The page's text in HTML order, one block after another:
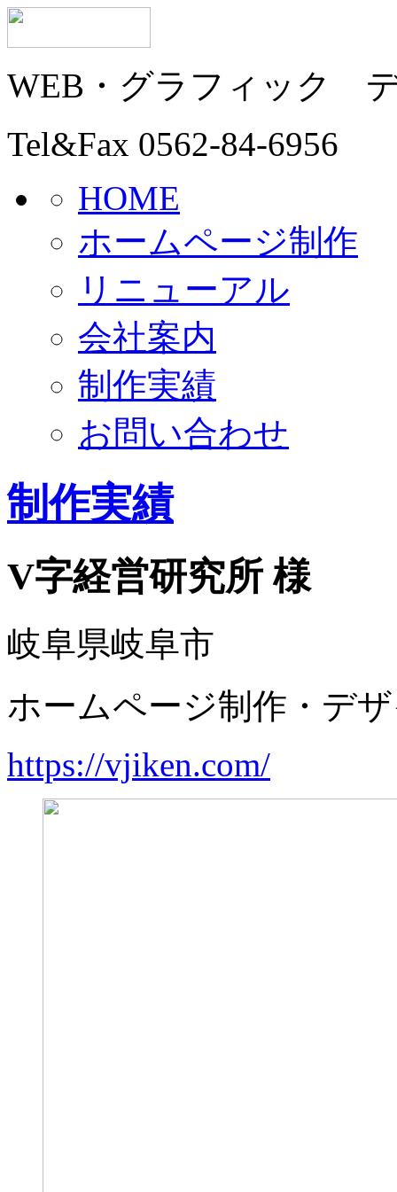
WEB・グラフィック
Tel&Fax 0562-84-6956
HOME
ホームページ制作
リニューアル
会社案内
制作実績
お問い合わせ
制作実績
V字経営研究所 様
岐阜県岐阜市
ホームページ制作・デ
https://vjiken.com/